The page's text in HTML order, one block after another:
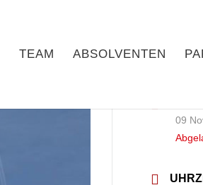
TEAM ABSOLVENTEN
09